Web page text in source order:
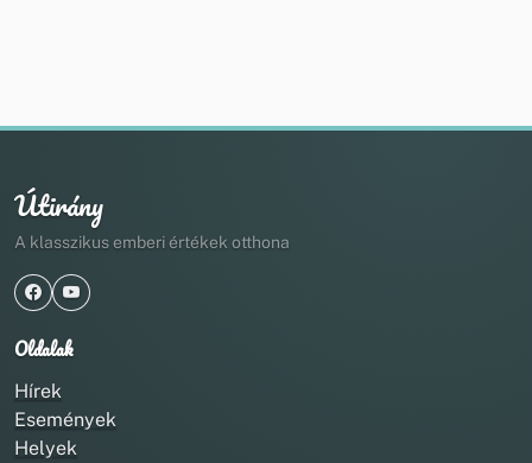
Útirány
A klasszikus emberi értékek otthona
Oldalak
Hírek
Események
Helyek